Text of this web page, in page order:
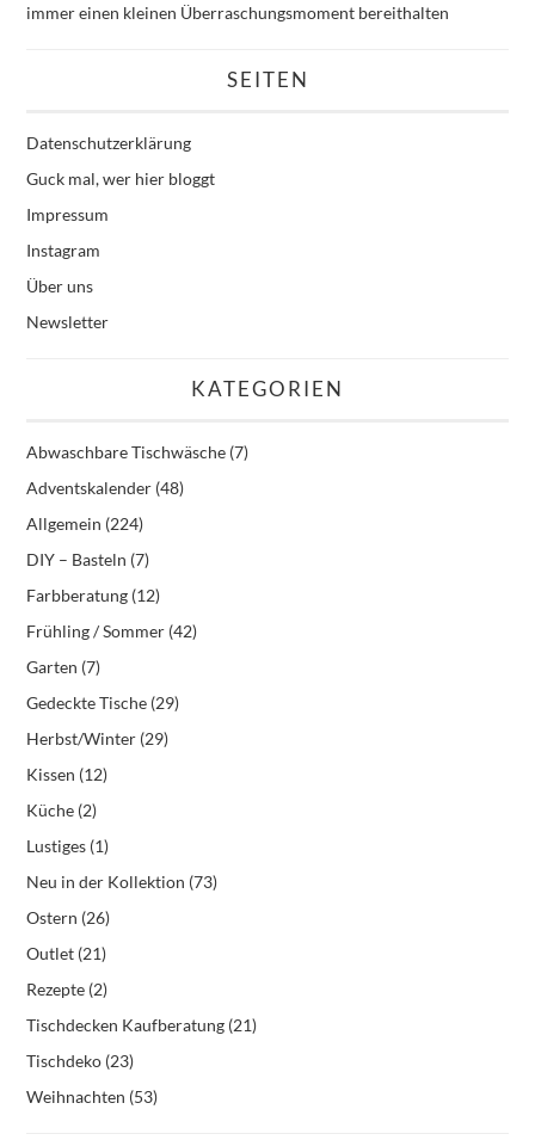
immer einen kleinen Überraschungsmoment bereithalten
SEITEN
Datenschutzerklärung
Guck mal, wer hier bloggt
Impressum
Instagram
Über uns
Newsletter
KATEGORIEN
Abwaschbare Tischwäsche (7)
Adventskalender (48)
Allgemein (224)
DIY – Basteln (7)
Farbberatung (12)
Frühling / Sommer (42)
Garten (7)
Gedeckte Tische (29)
Herbst/Winter (29)
Kissen (12)
Küche (2)
Lustiges (1)
Neu in der Kollektion (73)
Ostern (26)
Outlet (21)
Rezepte (2)
Tischdecken Kaufberatung (21)
Tischdeko (23)
Weihnachten (53)